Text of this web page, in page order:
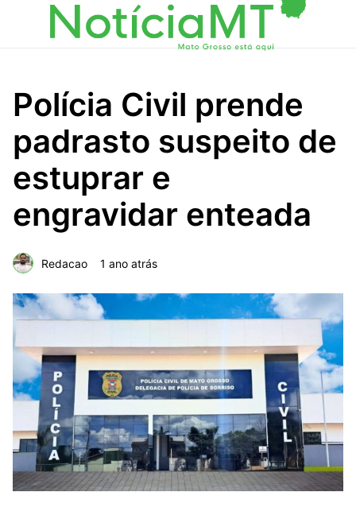
Polícia Civil prende
padrasto suspeito de
estuprar e
engravidar enteada
Redacao 1 ano atrás